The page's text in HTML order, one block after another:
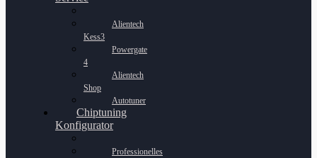
Alientech
Kess3
Powergate
4
Alientech
Shop
Autotuner
Chiptuning
Konfigurator
Professionelles